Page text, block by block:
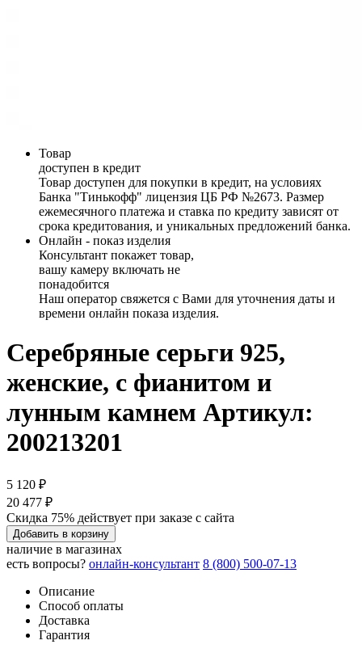
Товар
доступен в кредит
Товар доступен для покупки в кредит, на условиях
Банка "Тинькофф" лицензия ЦБ РФ №2673. Размер
ежемесячного платежа и ставка по кредиту зависят от
срока кредитования, и уникальных предложений банка.
Онлайн - показ изделия
Консультант покажет товар,
вашу камеру включать не
понадобится
Наш оператор свяжется с Вами для уточнения даты и
времени онлайн показа изделия.
Серебряные серьги 925,
женские, с фианитом и
лунным камнем Артикул:
200213201
5 120 ₽
20 477 ₽
Скидка 75% действует при заказе с сайта
Добавить в корзину
наличие в магазинах
есть вопросы? онлайн-консультант 8 (800) 500-07-13
Описание
Способ оплаты
Доставка
Гарантия